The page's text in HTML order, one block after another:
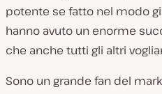
potente se fatto nel modo
hanno avuto un enorme
che anche tutti gli altri
Sono un grande fan del